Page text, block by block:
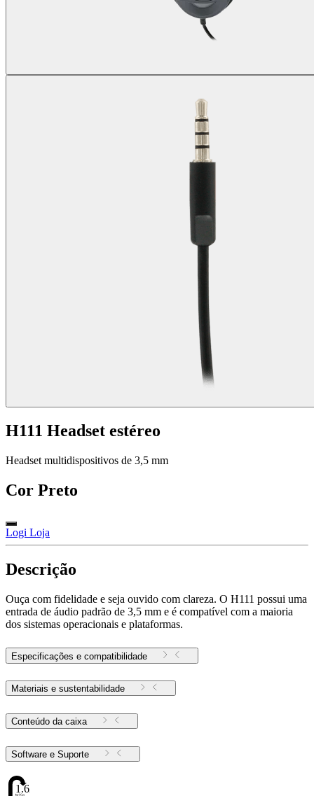
H111 Headset estéreo
Headset multidispositivos de 3,5 mm
Cor Preto
Logi Loja
Descrição
Ouça com fidelidade e seja ouvido com clareza. O H111 possui uma
entrada de áudio padrão de 3,5 mm e é compatível com a maioria
dos sistemas operacionais e plataformas.
Especificações e compatibilidade
Materiais e sustentabilidade
Conteúdo da caixa
Software e Suporte
1.62